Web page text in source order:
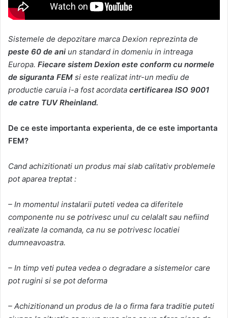
Sistemele de depozitare marca Dexion reprezinta de
peste 60 de ani un standard in domeniu in intreaga
Europa. Fiecare sistem Dexion este conform cu normele
de siguranta FEM si este realizat intr-un mediu de
productie caruia i-a fost acordata certificarea ISO 9001
de catre TUV Rheinland.
De ce este importanta experienta, de ce este importanta
FEM?
Cand achizitionati un produs mai slab calitativ problemele
pot aparea treptat :
– In momentul instalarii puteti vedea ca diferitele
componente nu se potrivesc unul cu celalalt sau nefiind
realizate la comanda, ca nu se potrivesc locatiei
dumneavoastra.
– In timp veti putea vedea o degradare a sistemelor care
pot rugini si se pot deforma
– Achizitionand un produs de la o firma fara traditie puteti